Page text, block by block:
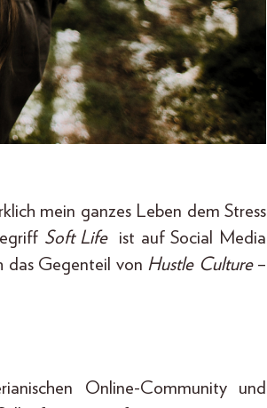
mein ganzes Leben dem Stress
Soft Lifeist auf Social Media
das Gegenteil von Hustle Culture –
Online-Community und